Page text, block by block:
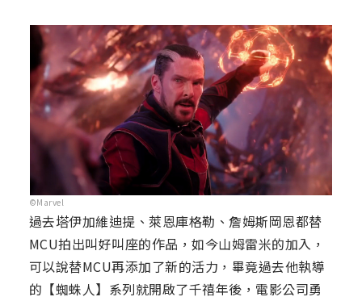
©Marvel
過去塔伊加維迪提、萊恩庫格勒、詹姆斯岡恩都替
MCU拍出叫好叫座的作品，如今山姆雷米的加入，
可以說替MCU再添加了新的活力，畢竟過去他執導
的【蜘蛛人】系列就開啟了千禧年後，電影公司勇